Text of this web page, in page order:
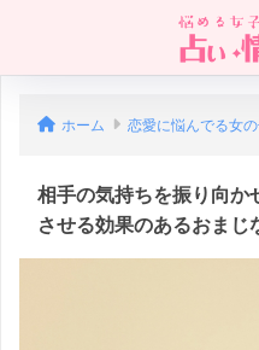
ホーム 恋愛に悩んでる女
相手の気持ちを振り向か
させる効果のあるおまじ